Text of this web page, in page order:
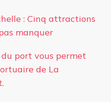
: Cinq attractions
manquer
port vous permet
de La